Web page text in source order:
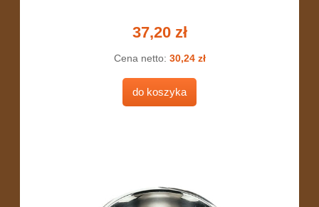
37,20 zł
Cena netto: 30,24 zł
do koszyka